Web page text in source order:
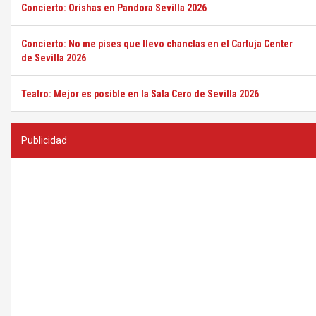
Concierto: Orishas en Pandora Sevilla 2026
Concierto: No me pises que llevo chanclas en el Cartuja Center
de Sevilla 2026
Teatro: Mejor es posible en la Sala Cero de Sevilla 2026
Publicidad